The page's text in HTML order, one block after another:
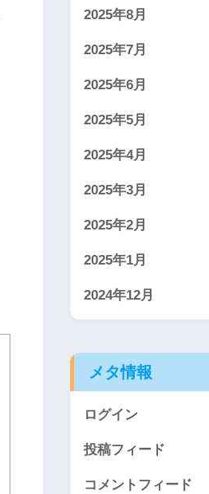
2025年8月
2025年7月
2025年6月
2025年5月
2025年4月
2025年3月
2025年2月
2025年1月
2024年12月
メタ情報
ログイン
投稿フィード
コメントフィード